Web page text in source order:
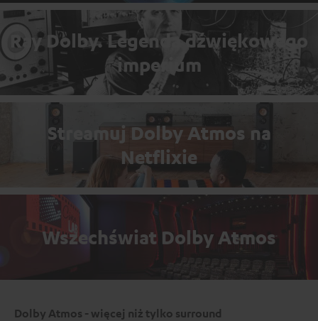
Ray Dolby. Legenda dźwiękowego
imperium
Streamuj Dolby Atmos na
Netflixie
Wszechświat Dolby Atmos
Dolby Atmos - więcej niż tylko surround